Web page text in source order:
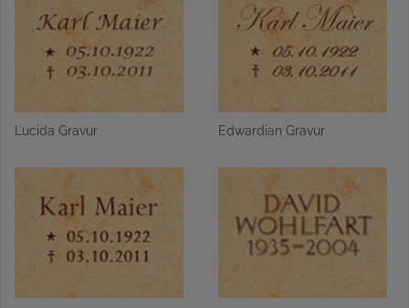
Lucida Gravur Edwardian Gravur